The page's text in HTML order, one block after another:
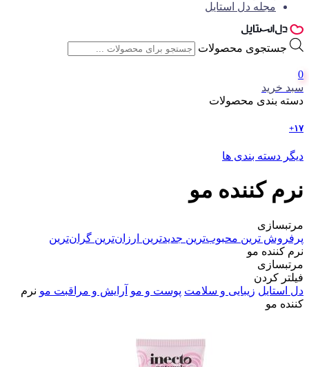
مجله دل استایل
جستجوی محصولات
0
سبد خرید
دسته بندی محصولات
۱۷+
دیگر دسته بندی ها
نرم کننده مو
مرتبسازی
پرفروش ترین محبوب‌ترین جدیدترین ارزان‌ترین گران‌ترین
نرم کننده مو
مرتبسازی
فیلتر کردن
دل استایل زیبایی و سلامت پوست و مو آرایش و مراقبت مو نرم
کننده مو